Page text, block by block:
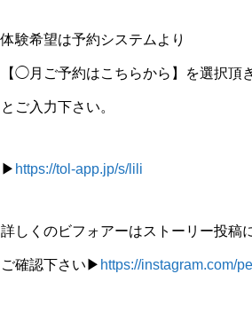
体験希望は予約システムより
【◯月ご予約はこちらから】を選択
とご入力下さい。
▶︎ https://tol-app.jp/s/lili
詳しくのビフォアーはストーリー投稿
ご確認下さい▶︎ https://instagram.com/